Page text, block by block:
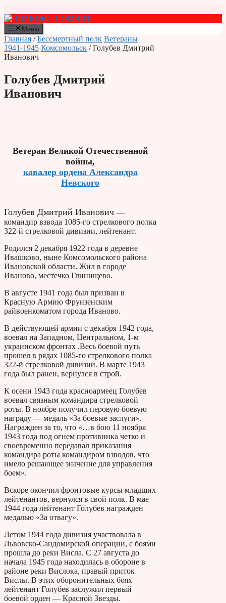
к
содержимому
Меню
Главная /Бессмертный полк Ветераны
1941-1945 Комсомольск / Голубев Дмитрий
Иванович
Голубев Дмитрий
Иванович
Ветеран Великой Отечественной
войны,
кавалер ордена Александра
Невского
Голубев Дмитрий Иванович —
командир взвода 1085-го стрелкового полка
322-й стрелковой дивизии, лейтенант.
Родился 2 декабря 1922 года в деревне
Ивашково, ныне Комсомольского района
Ивановской области. Жил в городе
Иваново, местечко Глинищево.
В августе 1941 года был призван в
Красную Армию Фрунзенским
райвоенкоматом города Иваново.
В действующей армии с декабря 1942 года,
воевал на Западном, Центральном, 1-м
украинском фронтах .Весь боевой путь
прошел в рядах 1085-го стрелкового полка
322-й стрелковой дивизии. В марте 1943
года был ранен, вернулся в строй.
К осени 1943 года красноармеец Голубев
воевал связным командира стрелковой
роты. В ноябре получил перовую боевую
награду — медаль «За боевые заслуги».
Награжден за то, что «…в бою 11 ноября
1943 года под огнем противника четко и
своевременно передавал приказания
командира роты командиром взводов, что
имело решающее значение для управления
боем».
Вскоре окончил фронтовые курсы младших
лейтенантов, вернулся в свой полк. В мае
1944 года лейтенант Голубев награжден
медалью «За отвагу».
Летом 1944 года дивизия участвовала в
Львовско-Сандомирской операции, с боями
прошла до реки Висла. С 27 августа до
начала 1945 года находилась в обороне в
районе реки Вислока, правый приток
Вислы. В этих оборонительных боях
лейтенант Голубев заслужил первый
боевой орден — Красной Звезды.